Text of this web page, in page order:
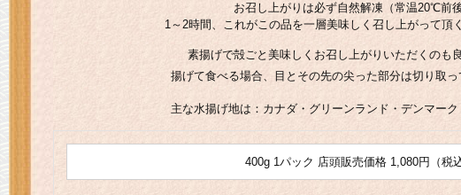
お召し上がりは必ず自然解凍（常温20℃前
1～2時間、これがこの品を一層美味しく召し上がって頂
素揚げで殻ごと美味しくお召し上がりいただくのも
揚げて食べる場合、目とその先の尖った部分は切り取
主な水揚げ地は： カナダ・グリーンランド ・デンマー
400g 1パック 店頭販売価格 1,080円（税